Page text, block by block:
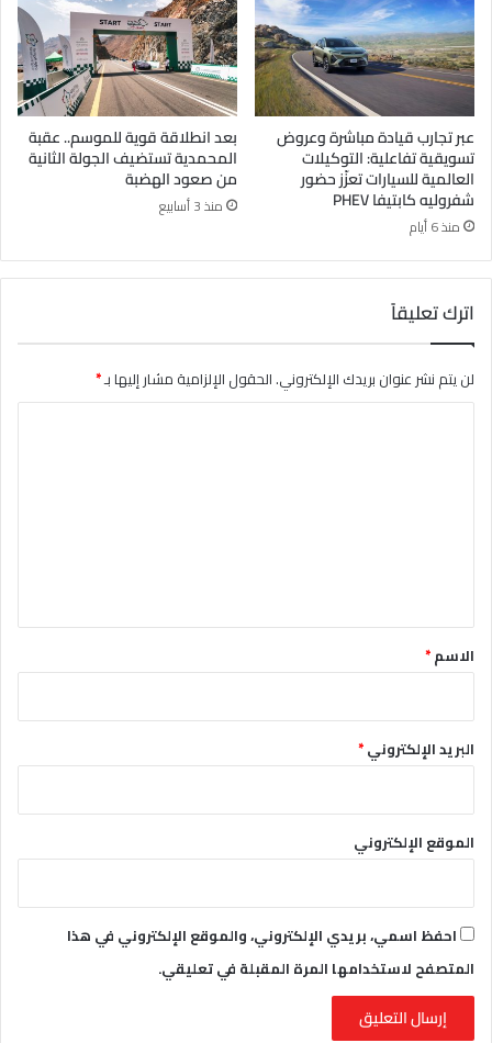
عبر تجارب قيادة مباشرة وعروض
تسويقية تفاعلية: التوكيلات
العالمية للسيارات تعزّز حضور
شفروليه كابتيفا PHEV
منذ 6 أيام
بعد انطلاقة قوية للموسم.. عقبة
المحمدية تستضيف الجولة الثانية
من صعود الهضبة
منذ 3 أسابيع
اترك تعليقاً
لن يتم نشر عنوان بريدك الإلكتروني.الحقول الإلزامية مشار إليها بـ*
*الاسم*
البريد الإلكتروني*
الموقع الإلكتروني
احفظ اسمي، بريدي الإلكتروني، والموقع الإلكتروني في هذا
المتصفح لاستخدامها المرة المقبلة في تعليقي.